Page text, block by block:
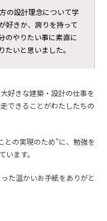
の設計理念について学
好きか、誇りを持って
のやりたい事に素直に
いと思いました。
好きな建築・設計の仕事を
できることがわたしたちの
との実現のため”に、勉強を
ます。
た温かいお手紙をありがと